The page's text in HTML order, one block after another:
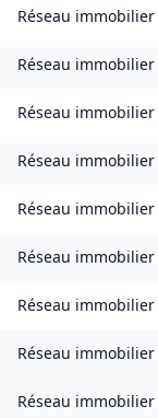
Réseau immobilier
Réseau immobilier
Réseau immobilier
Réseau immobilier
Réseau immobilier
Réseau immobilier
Réseau immobilier
Réseau immobilier
Réseau immobilier